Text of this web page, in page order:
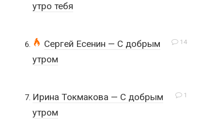
утро тебя
14
Сергей Есенин — С добрым
утром
1
Ирина Токмакова — С добрым
утром